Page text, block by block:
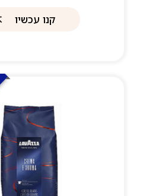
קנו עכשיו